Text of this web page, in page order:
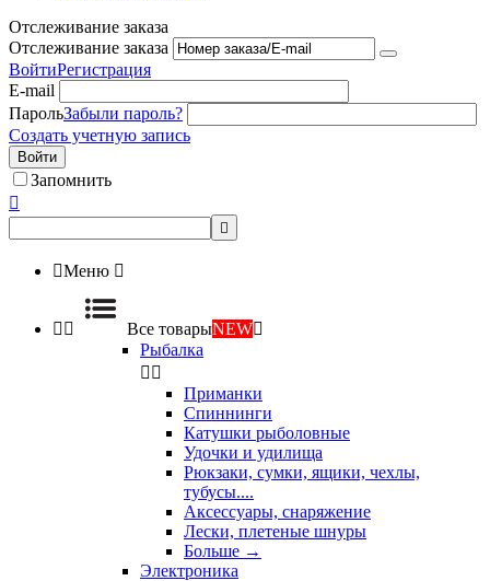
Отслеживание заказа
Отслеживание заказа
ВойтиРегистрация
E-mail
ПарольЗабыли пароль?
Создать учетную запись
Войти
Запомнить


Меню 
  Все товарыNEW
Рыбалка
 
Приманки
Спиннинги
Катушки рыболовные
Удочки и удилища
Рюкзаки, сумки, ящики, чехлы,
тубусы....
Аксессуары, снаряжение
Лески, плетеные шнуры
Больше →
Электроника